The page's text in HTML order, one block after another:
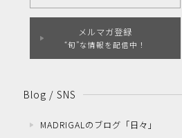
メルマガ登録
“旬”な情報を配信中！
Blog / SNS
MADRIGALのブログ「日々」